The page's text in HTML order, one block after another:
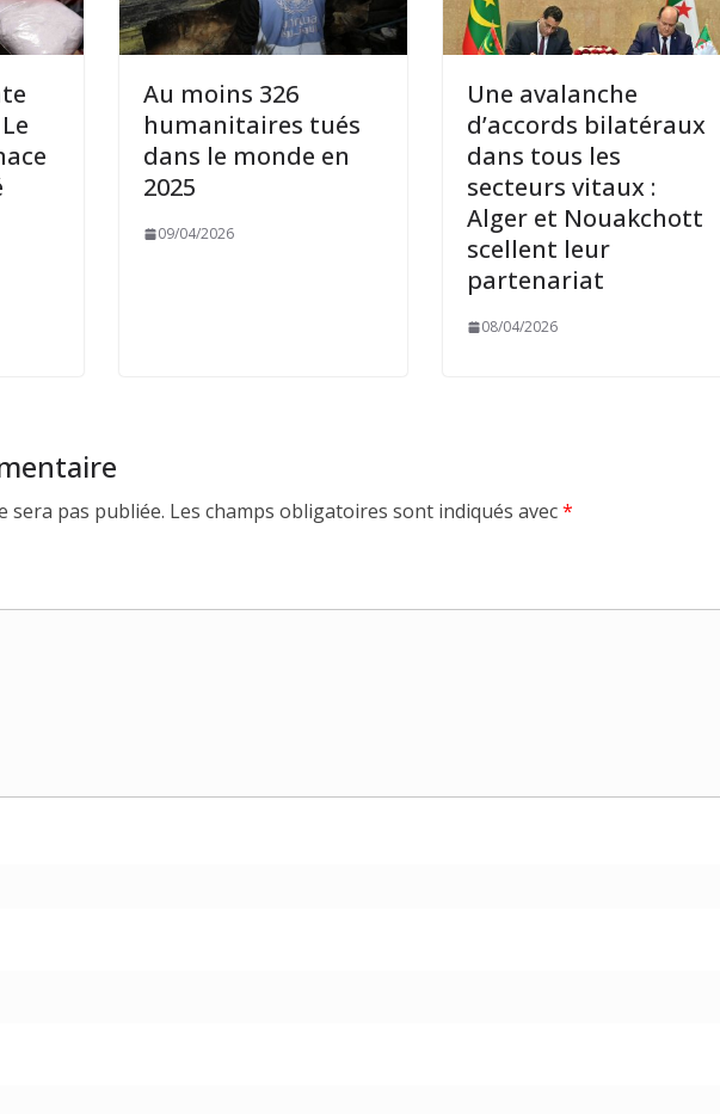
Au moins 326
humanitaires tués
dans le monde en
2025
09/04/2026
Une avalanche
d’accords bilatéraux
dans tous les
secteurs vitaux :
Alger et Nouakchott
scellent leur
partenariat
08/04/2026
sera pas publiée. Les champs obligatoires sont indiqués avec*